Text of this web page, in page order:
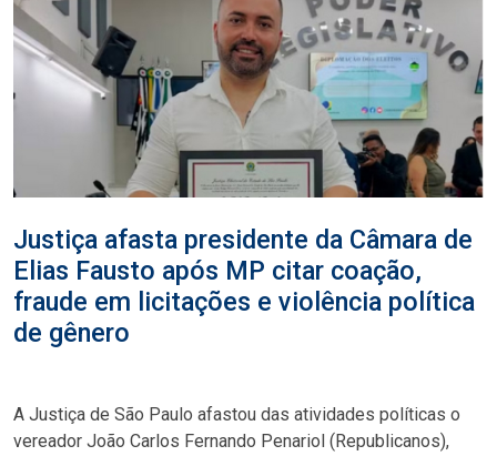
Justiça afasta presidente da Câmara de
Elias Fausto após MP citar coação,
fraude em licitações e violência política
de gênero
A Justiça de São Paulo afastou das atividades políticas o
vereador João Carlos Fernando Penariol (Republicanos),